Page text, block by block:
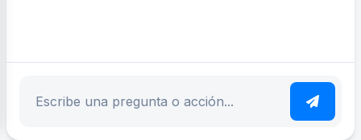
Escribe tu pregunta